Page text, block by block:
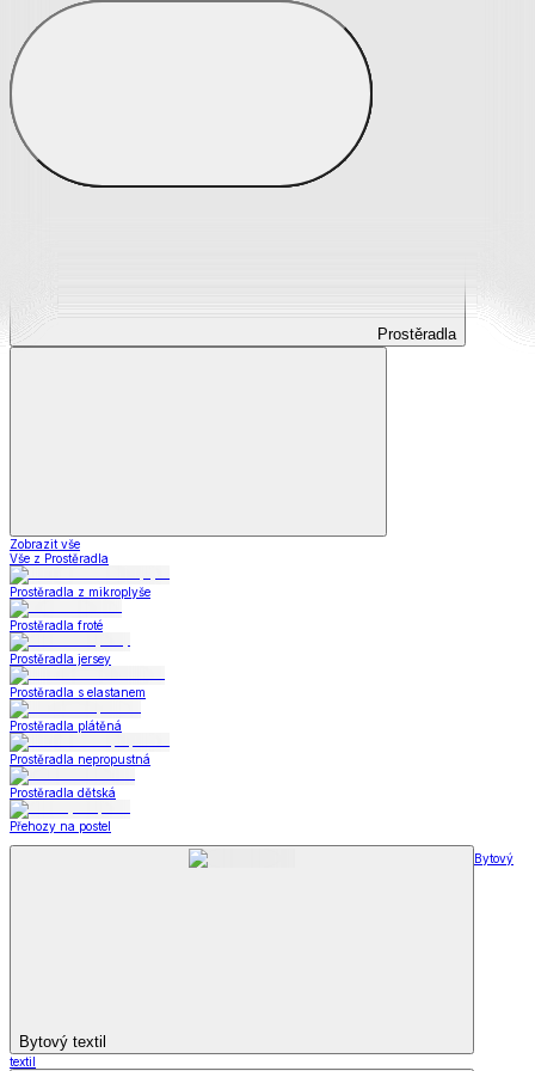
Prostěradla
Prostěradla
Zobrazit vše
Vše z Prostěradla
Prostěradla z mikroplyše
Prostěradla froté
Prostěradla jersey
Prostěradla s elastanem
Prostěradla plátěná
Prostěradla nepropustná
Prostěradla dětská
Přehozy na postel
Bytový textil
Bytový
textil